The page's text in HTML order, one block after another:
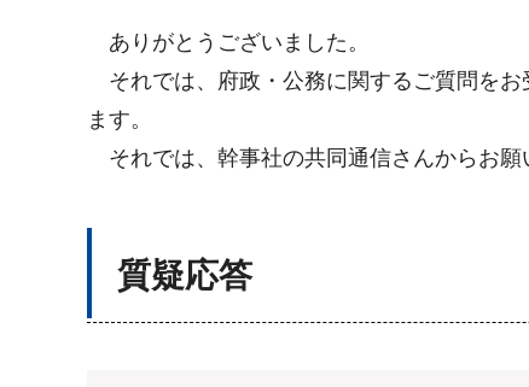
ありがとうございました。
それでは、府政・公務に関するご質問をお
ます。
それでは、幹事社の共同通信さんからお願
質疑応答